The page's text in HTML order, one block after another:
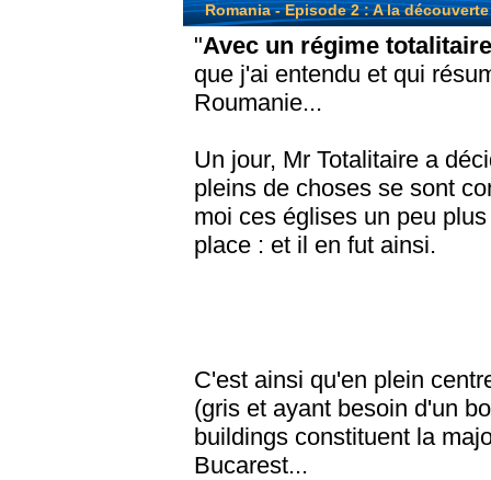
Romania - Episode 2 : A la
"Avec un régime
que j'ai entendu et qui
Roumanie...
Un jour, Mr Totalitaire a
pleins de choses se sont
moi ces églises un peu
place : et il en fut ainsi.
C'est ainsi qu'en plein
(gris et ayant besoin d'un
buildings constituent la
Bucarest...